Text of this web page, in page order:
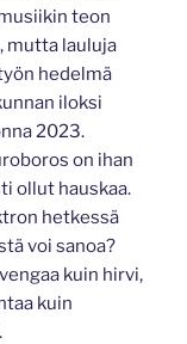
teon
mutta lauluja
hedelmä
iloksi
2023.
on ihan
ollut hauskaa.
hetkessä
voi sanoa?
kuin hirvi,
kuin